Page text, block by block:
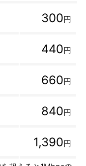
300円
440円
660円
840円
1,390円